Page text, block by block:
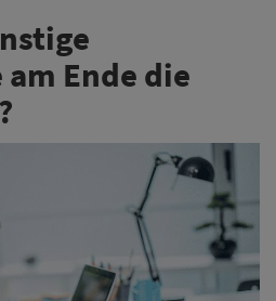
Ende die